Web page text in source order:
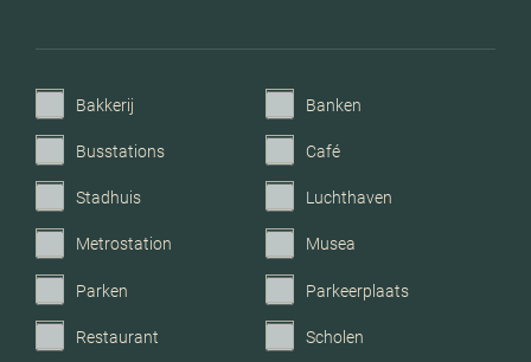
Garage Geen garage
Bakkerij Banken
Busstations Café
Stadhuis Luchthaven
Metrostation Musea
Parken Parkeerplaats
Restaurant Scholen